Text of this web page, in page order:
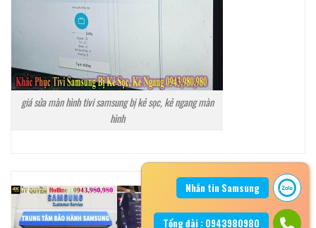
giá sửa màn hình tivi samsung bị kẻ sọc, kẻ ngang màn
hình
Nhắn tin Samsung
Tổng đài : 0943980980